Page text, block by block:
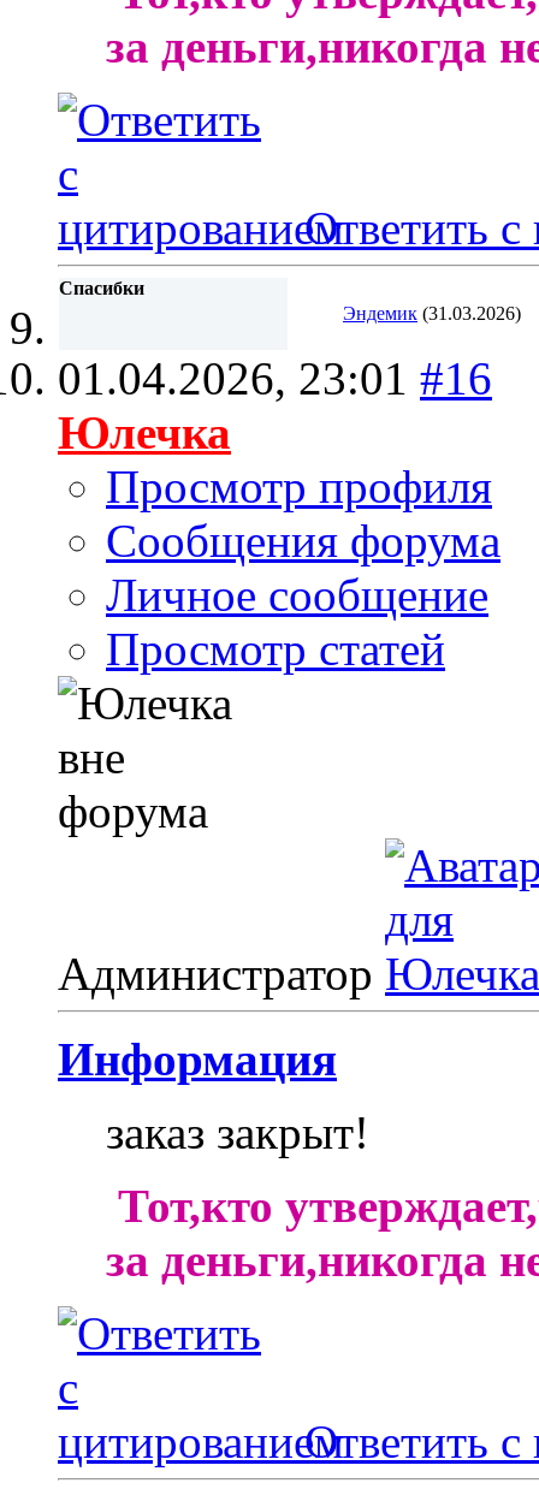
за деньги,никогда
Ответить с
Спасибки
Эндемик (31.03.2026)
01.04.2026, 23:01 #16
Юлечка
Просмотр профиля
Сообщения форума
Личное сообщение
Просмотр статей
Администратор
Информация
заказ закрыт!
Тот,кто
за деньги,никогда
Ответить с